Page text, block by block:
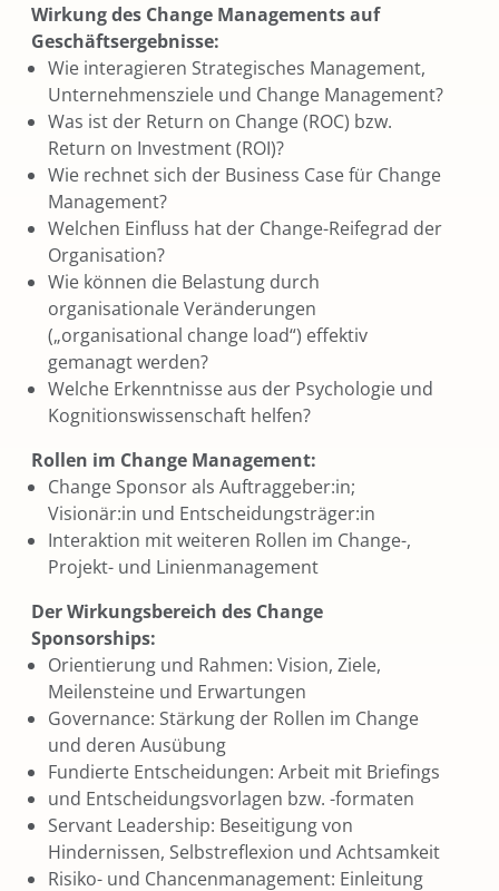
Wirkung des Change Managements auf
Geschäftsergebnisse:
Wie interagieren Strategisches Management,
Unternehmensziele und Change Management?
Was ist der Return on Change (ROC) bzw.
Return on Investment (ROI)?
Wie rechnet sich der Business Case für Change
Management?
Welchen Einfluss hat der Change-Reifegrad der
Organisation?
Wie können die Belastung durch
organisationale Veränderungen
(„organisational change load“) effektiv
gemanagt werden?
Welche Erkenntnisse aus der Psychologie und
Kognitionswissenschaft helfen?
Rollen im Change Management:
Change Sponsor als Auftraggeber:in;
Visionär:in und Entscheidungsträger:in
Interaktion mit weiteren Rollen im Change-,
Projekt- und Linienmanagement
Der Wirkungsbereich des Change
Sponsorships:
Orientierung und Rahmen: Vision, Ziele,
Meilensteine und Erwartungen
Governance: Stärkung der Rollen im Change
und deren Ausübung
Fundierte Entscheidungen: Arbeit mit Briefings
und Entscheidungsvorlagen bzw. -formaten
Servant Leadership: Beseitigung von
Hindernissen, Selbstreflexion und Achtsamkeit
Risiko- und Chancenmanagement: Einleitung